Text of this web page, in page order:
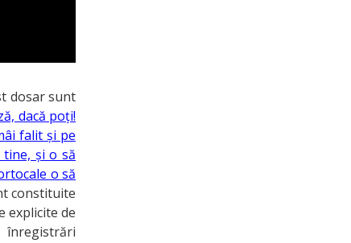
dosar sunt
dacă poți!
falit și pe
și o să
o să
constituite
explicite de
înregistrări